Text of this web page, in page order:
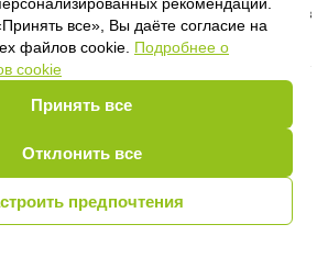
все», Вы даёте согласие на
файлов cookie. Подробнее о
cookie
Принять все
Отклонить все
предпочтения
Гревцова. Воспроизведение материалов
владельца запрещено.